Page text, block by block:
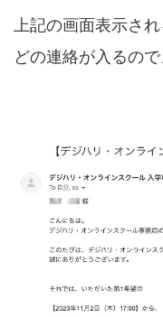
上記の画面表示さ
どの連絡が入るの